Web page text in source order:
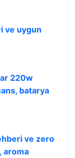
ve uygun
220w
batarya
ve zero
aroma